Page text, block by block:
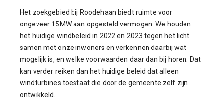
Het zoekgebied bij Roodehaan biedt ruimte voor
ongeveer 15MW aan opgesteld vermogen. We houden
het huidige windbeleid in 2022 en 2023 tegen het licht
samen met onze inwoners en verkennen daarbij wat
mogelijk is, en welke voorwaarden daar dan bij horen. Dat
kan verder reiken dan het huidige beleid dat alleen
windturbines toestaat die door de gemeente zelf zijn
ontwikkeld.